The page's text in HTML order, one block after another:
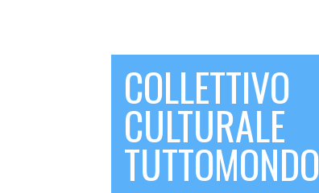
COLLETTIVO
CULTURALE
TUTTOMONDO